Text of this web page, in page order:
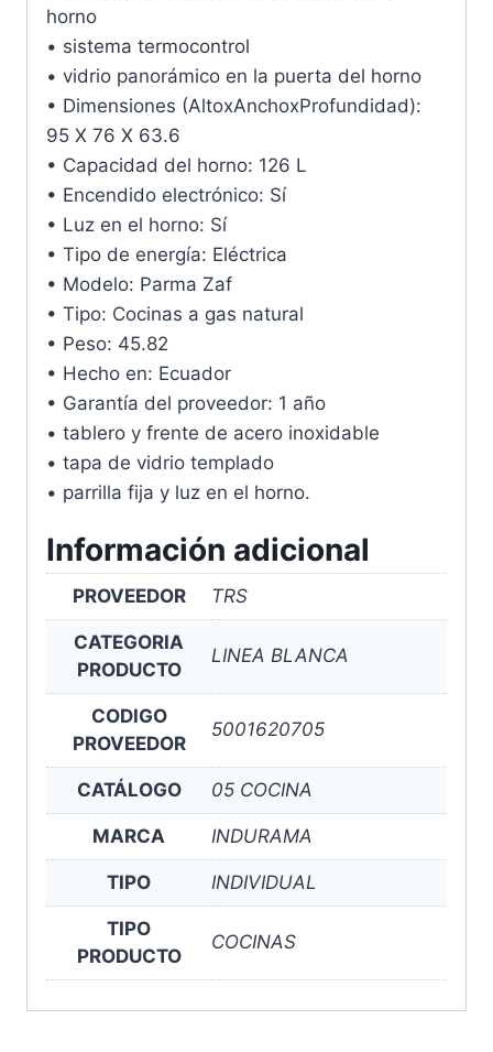
horno
• sistema termocontrol
• vidrio panorámico en la puerta del horno
• Dimensiones (AltoxAnchoxProfundidad):
95 X 76 X 63.6
• Capacidad del horno: 126 L
• Encendido electrónico: Sí
• Luz en el horno: Sí
• Tipo de energía: Eléctrica
• Modelo: Parma Zaf
• Tipo: Cocinas a gas natural
• Peso: 45.82
• Hecho en: Ecuador
• Garantía del proveedor: 1 año
• tablero y frente de acero inoxidable
• tapa de vidrio templado
• parrilla fija y luz en el horno.
Información adicional
PROVEEDOR TRS
CATEGORIA
PRODUCTO
LINEA BLANCA
CODIGO
PROVEEDOR
5001620705
CATÁLOGO 05 COCINA
MARCA INDURAMA
TIPO INDIVIDUAL
TIPO
PRODUCTO
COCINAS